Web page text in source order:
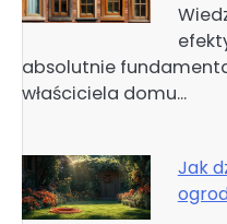
absolutnie
właściciela domu…
Jak